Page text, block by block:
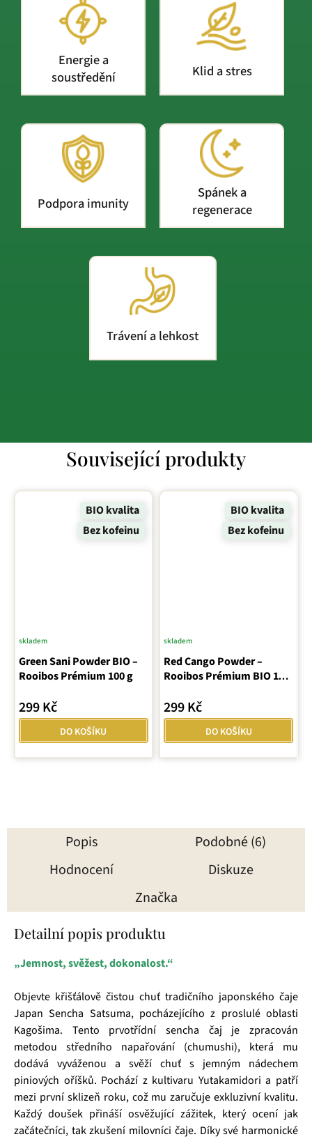
Energie a
soustředění
Klid a stres
Podpora imunity
Spánek a
regenerace
Trávení a lehkost
Související produkty
BIO kvalita
Bez kofeinu
Green Sani Powder BIO –
Rooibos Prémium 100 g
skladem
299 Kč
DO KOŠÍKU
BIO kvalita
Bez kofeinu
Red Cango Powder –
Rooibos Prémium BIO 100
skladem
299 Kč
DO KOŠÍKU
Popis
Podobné (6)
Hodnocení
Diskuze
Značka
Detailní popis produktu
„Jemnost, svěžest, dokonalost.“
Objevte křišťálově čistou chuť tradičního japonského čaje
Japan Sencha Satsuma, pocházejícího z proslulé oblasti
Kagošima. Tento prvotřídní sencha čaj je zpracován
metodou středního napařování (chumushi), která mu
dodává vyváženou a svěží chuť s jemným nádechem
piniových oříšků. Pochází z kultivaru Yutakamidori a patří
mezi první sklizeň roku, což mu zaručuje exkluzivní kvalitu.
Každý doušek přináší osvěžující zážitek, který ocení jak
začátečníci, tak zkušení milovníci čaje. Díky své harmonické